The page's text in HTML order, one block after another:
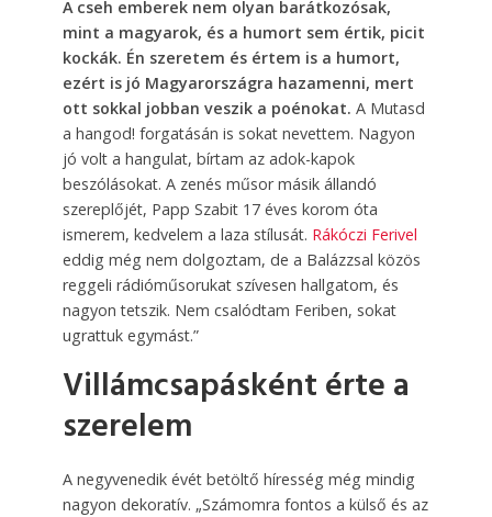
A cseh emberek nem olyan barátkozósak,
mint a magyarok, és a humort sem értik, picit
kockák. Én szeretem és értem is a humort,
ezért is jó Magyarországra hazamenni, mert
ott sokkal jobban veszik a poénokat. A Mutasd
a hangod! forgatásán is sokat nevettem. Nagyon
jó volt a hangulat, bírtam az adok-kapok
beszólásokat. A zenés műsor másik állandó
szereplőjét, Papp Szabit 17 éves korom óta
ismerem, kedvelem a laza stílusát. Rákóczi Ferivel
eddig még nem dolgoztam, de a Balázzsal közös
reggeli rádióműsorukat szívesen hallgatom, és
nagyon tetszik. Nem csalódtam Feriben, sokat
ugrattuk egymást.”
Villámcsapásként érte a
szerelem
A negyvenedik évét betöltő híresség még mindig
nagyon dekoratív. „Számomra fontos a külső és az